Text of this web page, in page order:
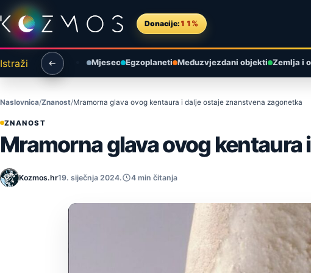
Preskoči na sadržaj
Donacije: 11%
Istraži Mjesec Egzoplaneti Međuzvjezdani objekti Zemlja i
Naslovnica Znanost Mramorna glava ovog kentaura i dalje ostaje znanstvena zagonetka
ZNANOST
Mramorna glava ovog
Kozmos.hr19. siječnja 2024. 4 min čitanja